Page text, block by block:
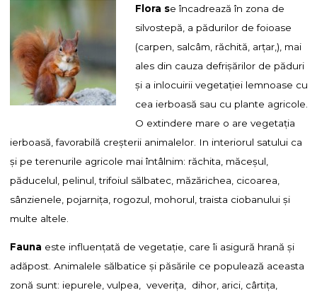
Flora se încadrează în zona de
silvostepă, a pădurilor de foioase
(carpen, salcâm, răchită, arţar,), mai
ales din cauza defrişărilor de păduri
şi a inlocuirii vegetaţiei lemnoase cu
cea ierboasă sau cu plante agricole.
O extindere mare o are vegetaţia
ierboasă, favorabilă creşterii animalelor. In interiorul satului ca
şi pe terenurile agricole mai întâlnim: răchita, măceşul,
păducelul, pelinul, trifoiul sălbatec, măzărichea, cicoarea,
sânzienele, pojarniţa, rogozul, mohorul, traista ciobanului şi
multe altele.
Fauna este influenţată de vegetaţie, care îi asigură hrană şi
adăpost. Animalele sălbatice şi păsările ce populează aceasta
zonă sunt: iepurele, vulpea, veveriţa, dihor, arici, cârtiţa,